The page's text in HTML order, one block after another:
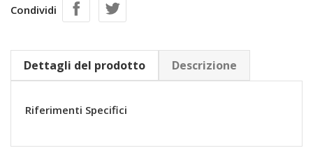
Condividi
Dettagli del prodotto Descrizione
Riferimenti Specifici